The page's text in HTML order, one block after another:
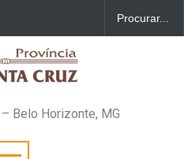
Belo Horizonte, MG